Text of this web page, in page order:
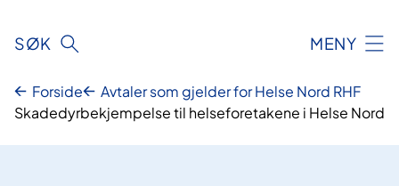
SØK MENY
Forside
Avtaler som gjelder for Helse Nord RHF
Skadedyrbekjempelse til helseforetakene i Helse Nord